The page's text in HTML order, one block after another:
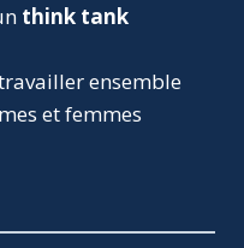
think tank
ensemble
et femmes